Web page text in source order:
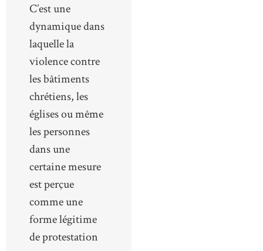
C’est une
dynamique dans
laquelle la
violence contre
les bâtiments
chrétiens, les
églises ou même
les personnes
dans une
certaine mesure
est perçue
comme une
forme légitime
de protestation